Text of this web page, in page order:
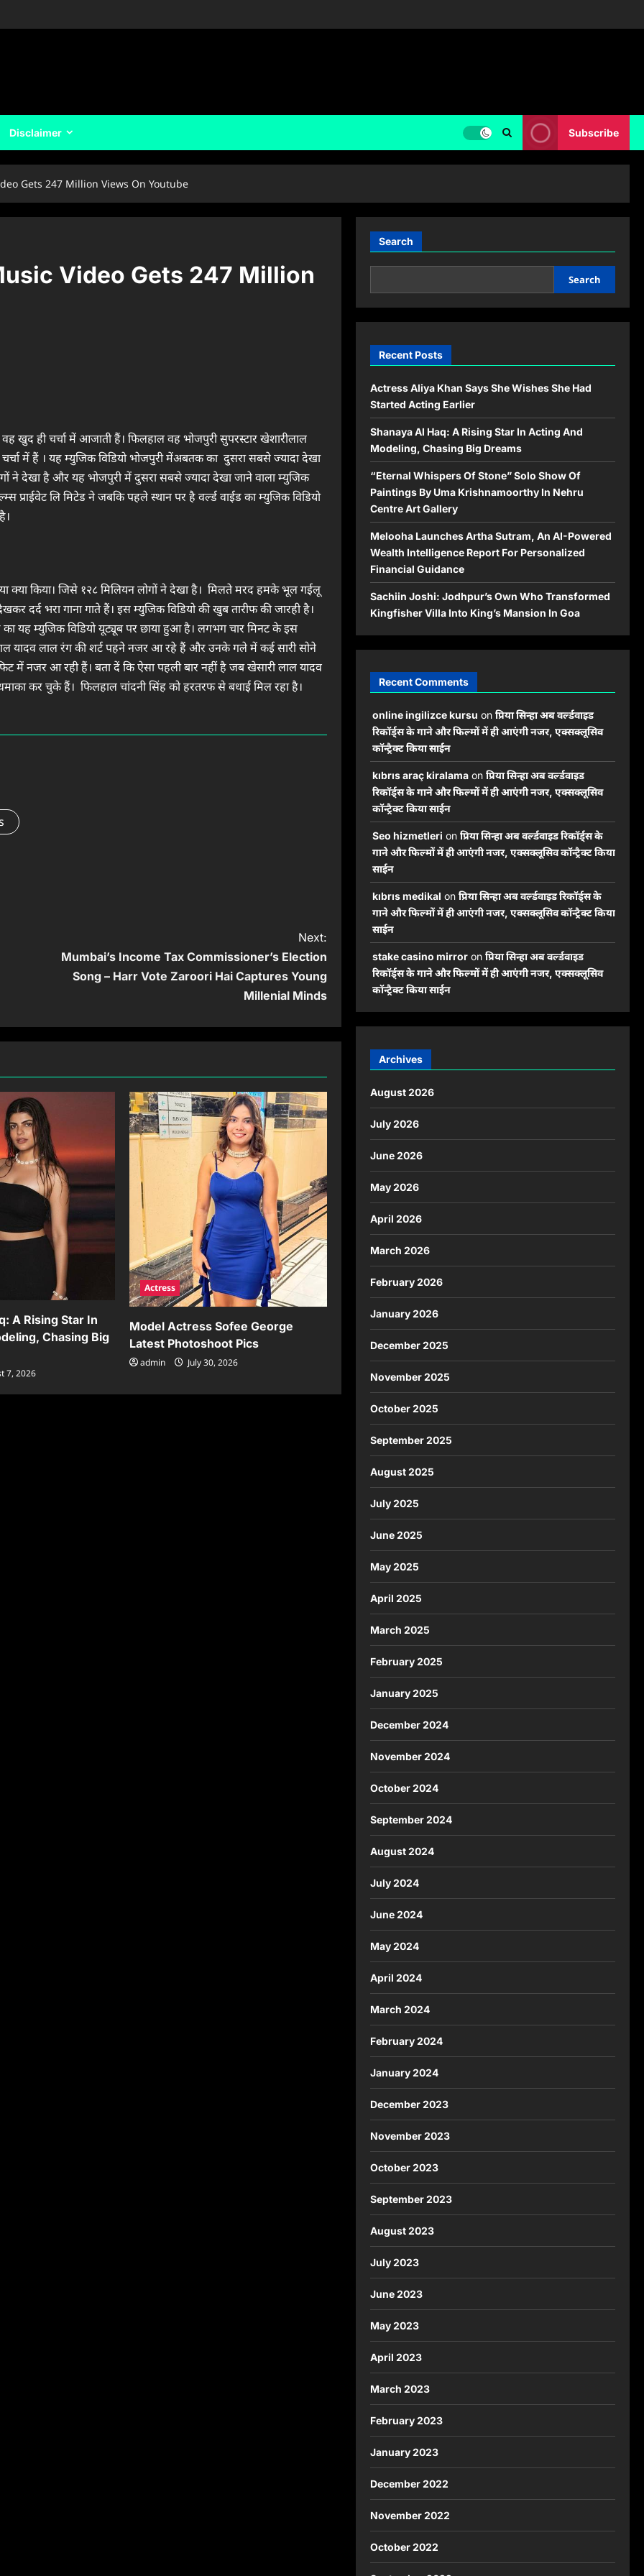
Disclaimer Subscribe
Gets 247 Million Views On Youtube
Video Gets 247 Million
खुद ही चर्चा में आजाती हैं। फिलहाल वह भोजपुरी सुपरस्टार खेशारीलाल
में हैं । यह म्युजिक विडियो भोजपुरी मेंअबतक का दुसरा सबसे ज्यादा देखा
ने देखा है और यह भोजपुरी में दुसरा सबसे ज्यादा देखा जाने वाला म्युजिक
प्राईवेट लि मिटेड ने जबकि पहले स्थान पर है वर्ल्ड वाईड का म्युजिक विडियो
क्या किया। जिसे १२८ मिलियन लोगों ने देखा है। मिलते मरद हमके भूल गईलू
दर्द भरा गाना गाते हैं। इस म्युजिक विडियो की खुब तारीफ की जारही है।
यह म्युजिक विडियो यूट्यूब पर छाया हुआ है। लगभग चार मिनट के इस
यादव लाल रंग की शर्ट पहने नजर आ रहे हैं और उनके गले में कई सारी सोने
में नजर आ रही हैं। बता दें कि ऐसा पहली बार नहीं है जब खेसारी लाल यादव
कर चुके हैं। फिलहाल चांदनी सिंह को हरतरफ से बधाई मिल रहा है।
Next:
Mumbai’s Income Tax Commissioner’s Election
Song – Harr Vote Zaroori Hai Captures Young
Millenial Minds
A Rising Star In
Chasing Big
7, 2026
Actress
Model Actress Sofee George
Latest Photoshoot Pics
admin July 30, 2026
Search
Search
Recent Posts
Actress Aliya Khan Says She Wishes She Had
Started Acting Earlier
Shanaya Al Haq: A Rising Star In Acting And
Modeling, Chasing Big Dreams
“Eternal Whispers Of Stone” Solo Show Of
Paintings By Uma Krishnamoorthy In Nehru
Centre Art Gallery
Melooha Launches Artha Sutram, An AI-Powered
Wealth Intelligence Report For Personalized
Financial Guidance
Sachiin Joshi: Jodhpur’s Own Who Transformed
Kingfisher Villa Into King’s Mansion In Goa
Recent Comments
online ingilizce kursu on प्रिया सिन्हा अब वर्ल्डवाइड
रिकॉर्ड्स के गाने और फिल्मों में ही आएंगी नजर, एक्सक्लूसिव
कॉन्ट्रैक्ट किया साईन
kıbrıs araç kiralamaon प्रिया सिन्हा अब वर्ल्डवाइड
रिकॉर्ड्स के गाने और फिल्मों में ही आएंगी नजर, एक्सक्लूसिव
कॉन्ट्रैक्ट किया साईन
Seo hizmetleri on प्रिया सिन्हा अब वर्ल्डवाइड रिकॉर्ड्स के
गाने और फिल्मों में ही आएंगी नजर, एक्सक्लूसिव कॉन्ट्रैक्ट किया
साईन
kıbrıs medikal on प्रिया सिन्हा अब वर्ल्डवाइड रिकॉर्ड्स के
गाने और फिल्मों में ही आएंगी नजर, एक्सक्लूसिव कॉन्ट्रैक्ट किया
साईन
stake casino mirroron प्रिया सिन्हा अब वर्ल्डवाइड
रिकॉर्ड्स के गाने और फिल्मों में ही आएंगी नजर, एक्सक्लूसिव
कॉन्ट्रैक्ट किया साईन
Archives
August 2026
July 2026
June 2026
May 2026
April 2026
March 2026
February 2026
January 2026
December 2025
November 2025
October 2025
September 2025
August 2025
July 2025
June 2025
May 2025
April 2025
March 2025
February 2025
January 2025
December 2024
November 2024
October 2024
September 2024
August 2024
July 2024
June 2024
May 2024
April 2024
March 2024
February 2024
January 2024
December 2023
November 2023
October 2023
September 2023
August 2023
July 2023
June 2023
May 2023
April 2023
March 2023
February 2023
January 2023
December 2022
November 2022
October 2022